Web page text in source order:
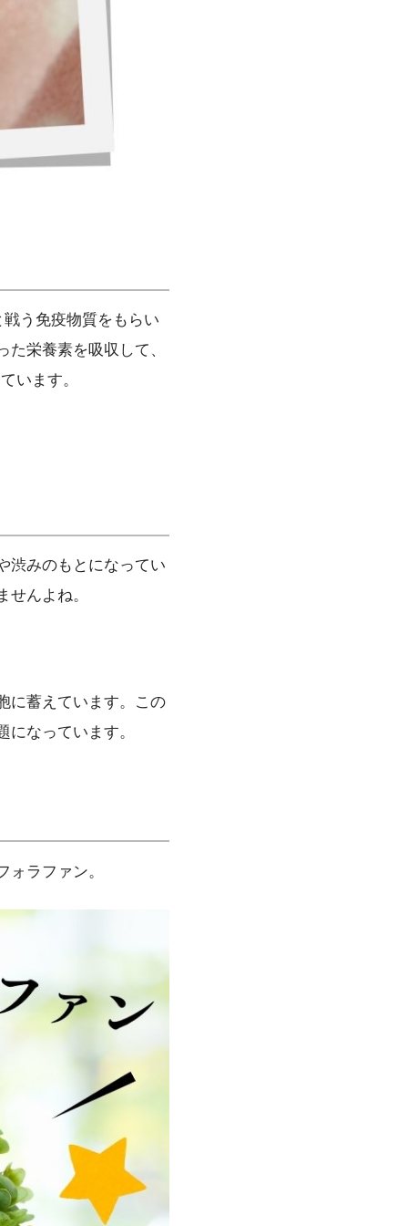
う免疫物質をもらい
栄養素を吸収して、
います。
渋みのもとになってい
んよね。
に蓄えています。この
なっています。
ラファン。